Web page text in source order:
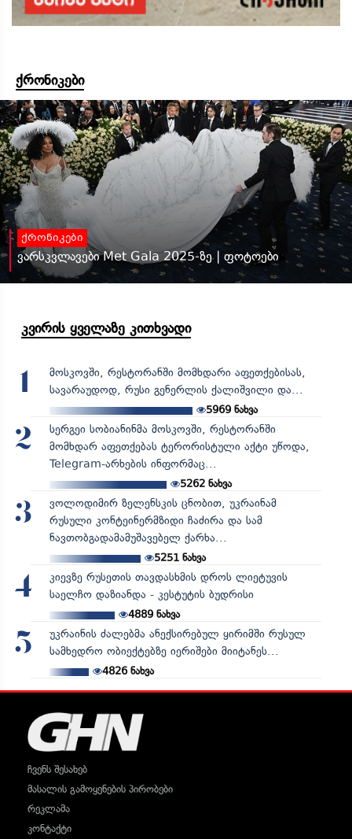
ქრონიკები
ქრონიკები
ვარსკვლავები Met Gala 2025-ზე | ფოტოები
კვირის ყველაზე კითხვადი
1
მოსკოვში, რესტორანში მომხდარი აფეთქებისას,
სავარაუდოდ, რუსი გენერლის ქალიშვილი და...
5969 ნახვა
2
სერგეი სობიანინმა მოსკოვში, რესტორანში
მომხდარ აფეთქებას ტერორისტული აქტი უწოდა,
Telegram-არხების ინფორმაც...
5262ნახვა
3
ვოლოდიმირ ზელენსკის ცნობით, უკრაინამ
რუსული კონტეინერმზიდი ჩაძირა და სამ
ნავთობგადამამუშავებელ ქარხა...
5251ნახვა
4
კიევზე რუსეთის თავდასხმის დროს ლიეტუვის
საელჩო დაზიანდა - კესტუტის ბუდრისი
4889ნახვა
5
უკრაინის ძალებმა ანექსირებულ ყირიმში რუსულ
სამხედრო ობიექტებზე იერიშები მიიტანეს...
4826ნახვა
ჩვენს შესახებ
მასალის გამოყენების პირობები
რეკლამა
კონტაქტი